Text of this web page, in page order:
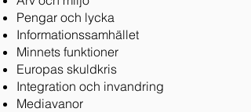
Pengar och lycka
Informationssamhället
Minnets funktioner
Europas skuldkris
Integration och invandring
Mediavanor